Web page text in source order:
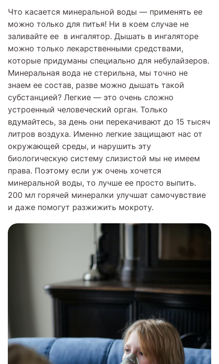
Что касается минеральной воды — применять ее
можно только для питья! Ни в коем случае не
заливайте ее в ингалятор. Дышать в ингаляторе
можно только лекарственными средствами,
которые придуманы специально для небулайзеров.
Минеральная вода не стерильна, мы точно не
знаем ее состав, разве можно дышать такой
субстанцией? Легкие — это очень сложно
устроенный человеческий орган. Только
вдумайтесь, за день они перекачивают до 15 тысяч
литров воздуха. Именно легкие защищают нас от
окружающей среды, и нарушить эту
биологическую систему слизистой мы не имеем
права. Поэтому если уж очень хочется
минеральной воды, то лучше ее просто выпить.
200 мл горячей минералки улучшат самочувствие
и даже помогут разжижить мокроту.